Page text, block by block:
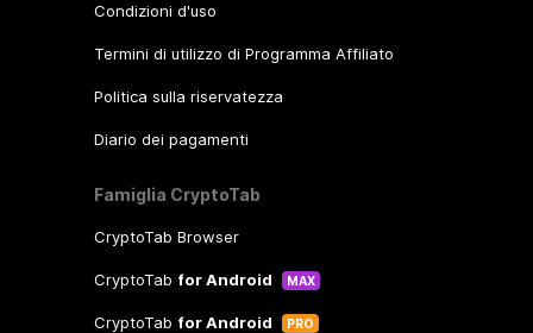
Condizioni d'uso
Termini di utilizzo di Programma Affiliato
Politica sulla riservatezza
Diario dei pagamenti
Famiglia CryptoTab
CryptoTab Browser
CryptoTab for Android MAX
CryptoTab for Android PRO